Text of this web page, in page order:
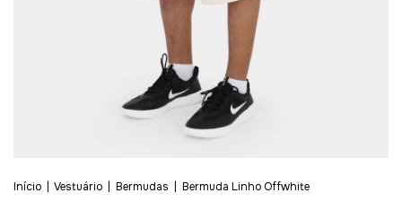
Início Vestuário Bermudas Bermuda Linho Offwhite